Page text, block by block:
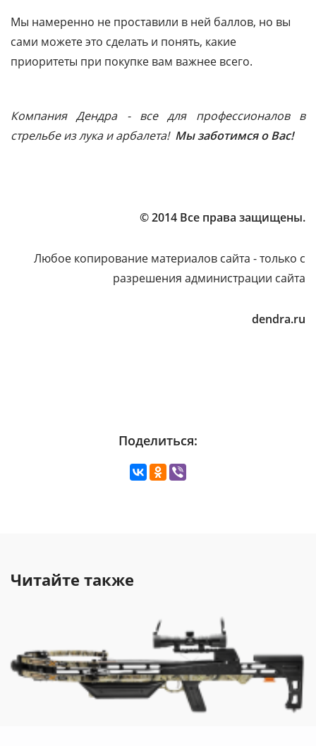
Мы намеренно не проставили в ней баллов, но вы
сами можете это сделать и понять, какие
приоритеты при покупке вам важнее всего.
Компания Дендра - все для профессионалов в
стрельбе из лука и арбалета! Мы заботимся о Вас!
© 2014 Все права защищены.
Любое копирование материалов сайта - только с
разрешения администрации сайта
dendra.ru
Поделиться:
Читайте также